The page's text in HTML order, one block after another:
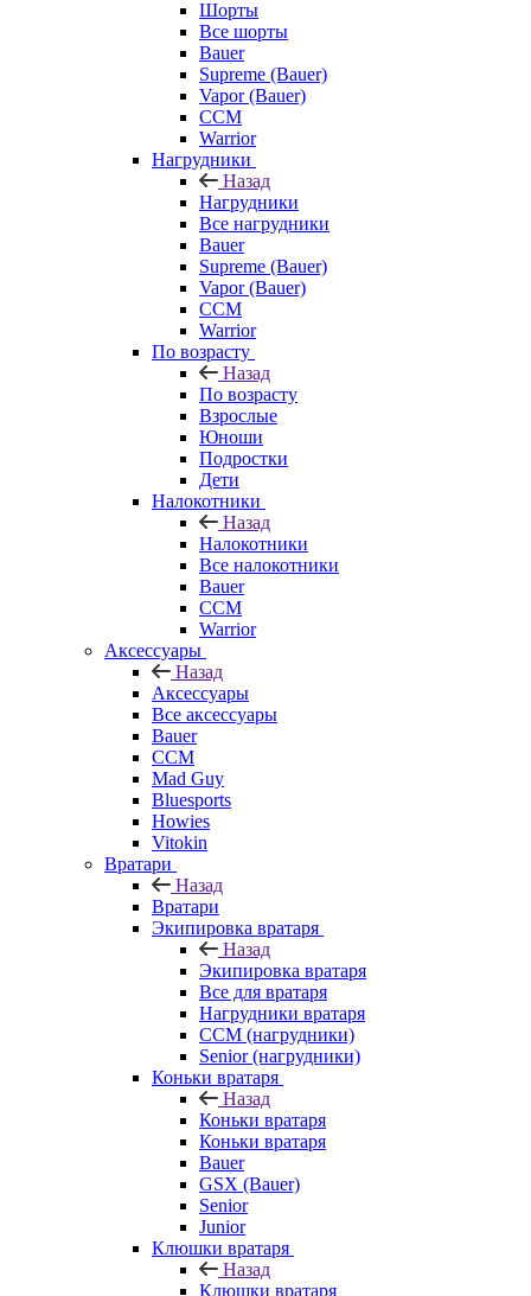
Шорты
Все шорты
Bauer
Supreme (Bauer)
Vapor (Bauer)
CCM
Warrior
Нагрудники
Назад
Нагрудники
Все нагрудники
Bauer
Supreme (Bauer)
Vapor (Bauer)
CCM
Warrior
По возрасту
Назад
По возрасту
Взрослые
Юноши
Подростки
Дети
Налокотники
Назад
Налокотники
Все налокотники
Bauer
CCM
Warrior
Аксессуары
Назад
Аксессуары
Все аксессуары
Bauer
CCM
Mad Guy
Bluesports
Howies
Vitokin
Вратари
Назад
Вратари
Экипировка вратаря
Назад
Экипировка вратаря
Все для вратаря
Нагрудники вратаря
CCM (нагрудники)
Senior (нагрудники)
Коньки вратаря
Назад
Коньки вратаря
Коньки вратаря
Bauer
GSX (Bauer)
Senior
Junior
Клюшки вратаря
Назад
Клюшки вратаря